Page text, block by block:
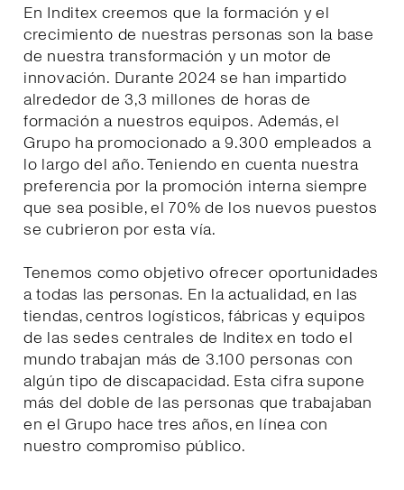
En Inditex creemos que la formación y el
crecimiento de nuestras personas son la base
de nuestra transformación y un motor de
innovación. Durante 2024 se han impartido
alrededor de 3,3 millones de horas de
formación a nuestros equipos. Además, el
Grupo ha promocionado a 9.300 empleados a
lo largo del año. Teniendo en cuenta nuestra
preferencia por la promoción interna siempre
que sea posible, el 70% de los nuevos puestos
se cubrieron por esta vía.
Tenemos como objetivo ofrecer oportunidades
a todas las personas. En la actualidad, en las
tiendas, centros logísticos, fábricas y equipos
de las sedes centrales de Inditex en todo el
mundo trabajan más de 3.100 personas con
algún tipo de discapacidad. Esta cifra supone
más del doble de las personas que trabajaban
en el Grupo hace tres años, en línea con
nuestro compromiso público.